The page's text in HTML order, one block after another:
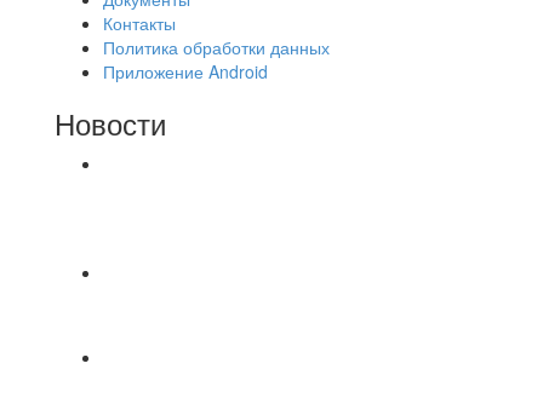
Контакты
Политика обработки данных
Приложение Android
Новости